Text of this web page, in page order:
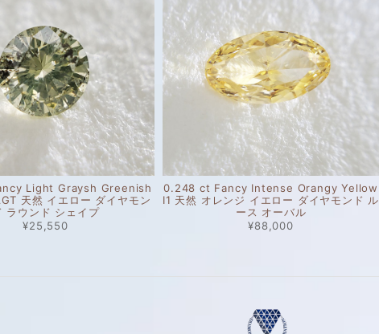
Light Graysh Greenish
天然 イエロー ダイヤモン
ラウンド シェイプ
¥25,550
0.248 ct Fancy Intense Orangy Yellow
I1 天然 オレンジ イエロー ダイヤモンド ル
ース オーバル
¥88,000